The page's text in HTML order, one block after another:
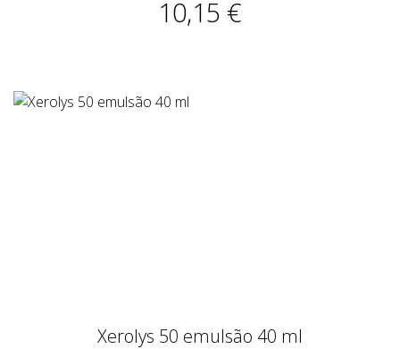
10,15 €
Xerolys 50 emulsão 40 ml